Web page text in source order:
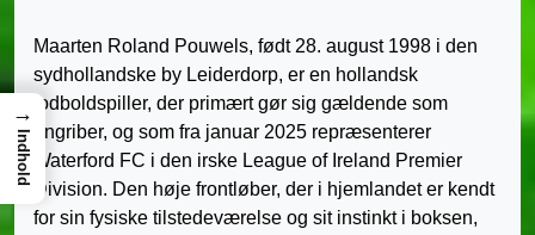
Maarten Roland Pouwels, født 28. august 1998 i den
sydhollandske by Leiderdorp, er en hollandsk
fodboldspiller, der primært gør sig gældende som
angriber, og som fra januar 2025 repræsenterer
Waterford FC i den irske League of Ireland Premier
Division. Den høje frontløber, der i hjemlandet er kendt
for sin fysiske tilstedeværelse og sit instinkt i boksen,
→
Indhold